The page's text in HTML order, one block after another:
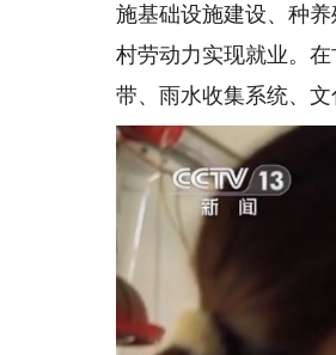
施基础设施建设、种
村劳动力实现就业。
带、雨水收集系统、文